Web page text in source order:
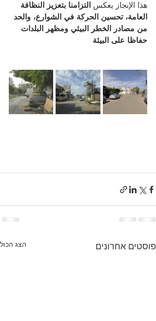
هذا الإنجاز يعكس التزامنا بتعزيز النظافة
العامة، تحسين الحركة في الشوارع، والحد
من مصادر الخطر البيئي ومظهر البلدات
حفاظا على البيئة
פוסטים אחרונים הצג הכול